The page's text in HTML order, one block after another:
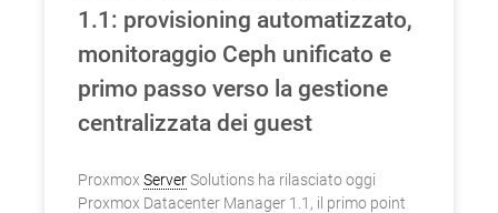
1.1: provisioning automatizzato,
monitoraggio Ceph unificato e
primo passo verso la gestione
centralizzata dei guest
Proxmox ServerSolutions ha rilasciato oggi
Proxmox Datacenter Manager 1.1, il primo point